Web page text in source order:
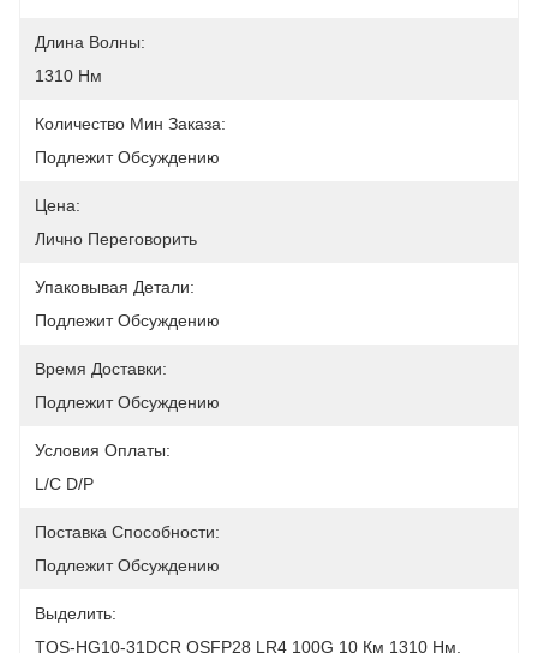
Длина Волны:
1310 Нм
Количество Мин Заказа:
Подлежит Обсуждению
Цена:
Лично Переговорить
Упаковывая Детали:
Подлежит Обсуждению
Время Доставки:
Подлежит Обсуждению
Условия Оплаты:
L/C D/P
Поставка Способности:
Подлежит Обсуждению
Выделить:
TQS-HG10-31DCR QSFP28 LR4 100G 10 Км 1310 Нм